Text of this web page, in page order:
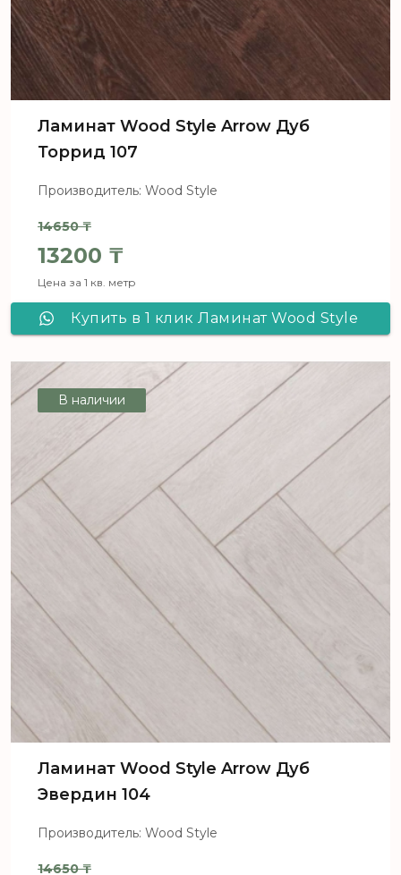
Ламинат Wood Style Arrow Дуб
Торрид 107
Производитель: Wood Style
14650₸
Первоначальная цена
13200 ₸
Текущая цена: 13200 ₸.
Цена за 1 кв. метр
Купить в 1 клик Ламинат Wood Style
В наличии
Ламинат Wood Style Arrow Дуб
Эвердин 104
Производитель: Wood Style
14650₸